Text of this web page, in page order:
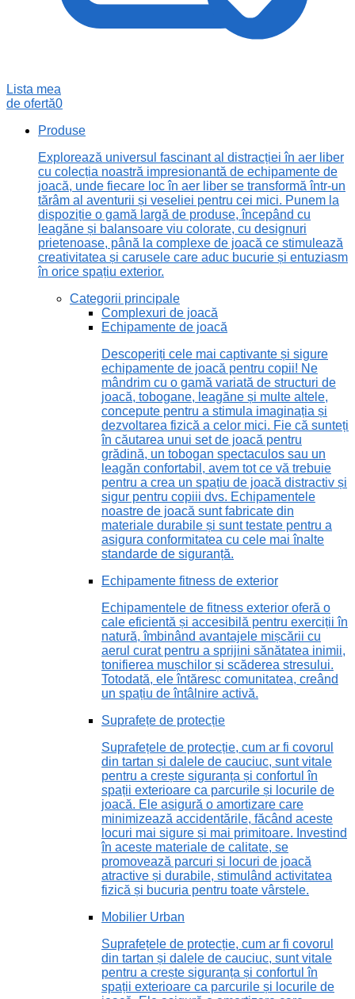
Lista mea
de ofertă0
Produse
Explorează universul fascinant al distracției în aer liber
cu colecția noastră impresionantă de echipamente de
joacă, unde fiecare loc în aer liber se transformă într-un
tărâm al aventurii și veseliei pentru cei mici. Punem la
dispoziție o gamă largă de produse, începând cu
leagăne și balansoare viu colorate, cu designuri
prietenoase, până la complexe de joacă ce stimulează
creativitatea și carusele care aduc bucurie și entuziasm
în orice spațiu exterior.
Categorii principale
Complexuri de joacă
Echipamente de joacă
Descoperiți cele mai captivante și sigure
echipamente de joacă pentru copii! Ne
mândrim cu o gamă variată de structuri de
joacă, tobogane, leagăne și multe altele,
concepute pentru a stimula imaginația și
dezvoltarea fizică a celor mici. Fie că sunteți
în căutarea unui set de joacă pentru
grădină, un tobogan spectaculos sau un
leagăn confortabil, avem tot ce vă trebuie
pentru a crea un spațiu de joacă distractiv și
sigur pentru copiii dvs. Echipamentele
noastre de joacă sunt fabricate din
materiale durabile și sunt testate pentru a
asigura conformitatea cu cele mai înalte
standarde de siguranță.
Echipamente fitness de exterior
Echipamentele de fitness exterior oferă o
cale eficientă și accesibilă pentru exerciții în
natură, îmbinând avantajele mișcării cu
aerul curat pentru a sprijini sănătatea inimii,
tonifierea mușchilor și scăderea stresului.
Totodată, ele întăresc comunitatea, creând
un spațiu de întâlnire activă.
Suprafețe de protecție
Suprafețele de protecție, cum ar fi covorul
din tartan și dalele de cauciuc, sunt vitale
pentru a crește siguranța și confortul în
spații exterioare ca parcurile și locurile de
joacă. Ele asigură o amortizare care
minimizează accidentările, făcând aceste
locuri mai sigure și mai primitoare. Investind
în aceste materiale de calitate, se
promovează parcuri și locuri de joacă
atractive și durabile, stimulând activitatea
fizică și bucuria pentru toate vârstele.
Mobilier Urban
Suprafețele de protecție, cum ar fi covorul
din tartan și dalele de cauciuc, sunt vitale
pentru a crește siguranța și confortul în
spații exterioare ca parcurile și locurile de